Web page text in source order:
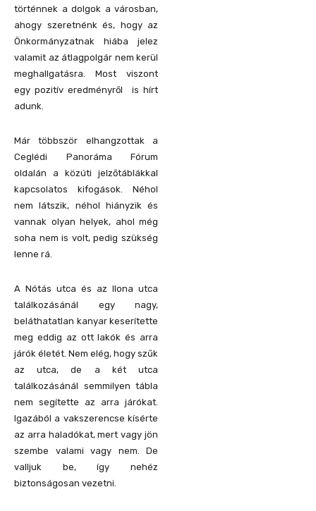
történnek a dolgok a városban,
ahogy szeretnénk és, hogy az
Önkormányzatnak hiába jelez
valamit az átlagpolgár nem kerül
meghallgatásra. Most viszont
egy pozitív eredményről is hírt
adunk.
Már többször elhangzottak a
Ceglédi Panoráma Fórum
oldalán a közúti jelzőtáblákkal
kapcsolatos kifogások. Néhol
nem látszik, néhol hiányzik és
vannak olyan helyek, ahol még
soha nem is volt, pedig szükség
lenne rá.
A Nótás utca és az Ilona utca
találkozásánál egy nagy,
beláthatatlan kanyar keserítette
meg eddig az ott lakók és arra
járók életét. Nem elég, hogy szűk
az utca, de a két utca
találkozásánál semmilyen tábla
nem segítette az arra járókat.
Igazából a vakszerencse kísérte
az arra haladókat, mert vagy jön
szembe valami vagy nem. De
valljuk be, így nehéz
biztonságosan vezetni.